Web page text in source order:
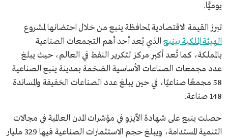
يوميًّا.
تبرز القيمة الاقتصادية لمحافظة ينبع من خلال احتضانها لمشروع
الهيئة الملكية بينبع الذي يُعد أحد أهم التجمعات الصناعية
بالمملكة، كما تُعد أكبر مركز لتكرير النفط في العالم، حيث يبلغ
عدد مجمعات الصناعات الأساسية الضخمة بمدينة ينبع الصناعية
58 مجمعًا صناعيًا، في حين يبلغ عدد الصناعات الخفيفة والمساندة
148 صناعة.
حصلت ينبع على شهادة الآيزو في مؤشرات المدن العالمية في مجالات
التنمية المستدامة، ويبلغ حجم الاستثمارات الصناعية فيها 329 مليار